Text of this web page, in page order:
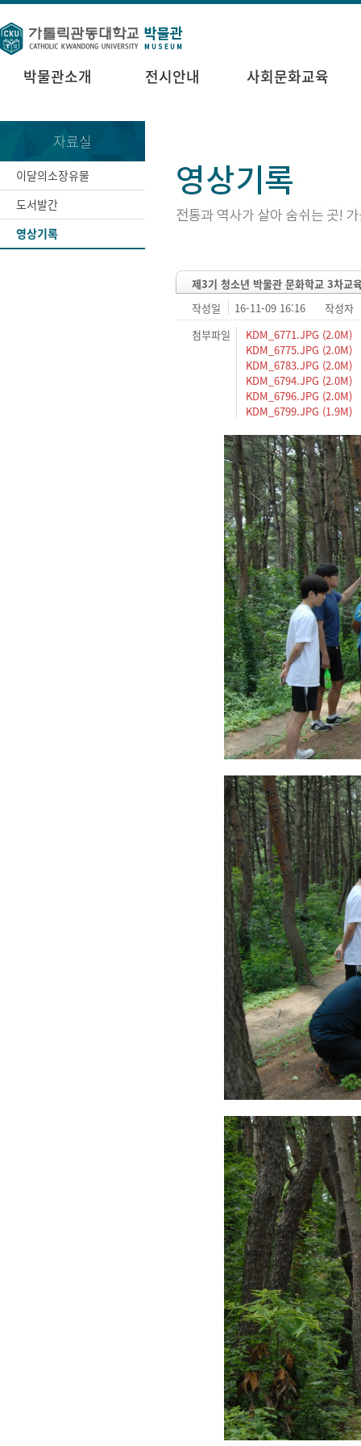
박물관소개 전시안내 사회문화교육
자료실
이달의소장유물
도서발간
영상기록
제3기 청소년 박물관 문화학교 3차교
작성일
16-11-09 16:16
작성자
첨부파일
KDM_6771.JPG (2.0M)
KDM_6775.JPG (2.0M)
KDM_6783.JPG (2.0M)
KDM_6794.JPG (2.0M)
KDM_6796.JPG (2.0M)
KDM_6799.JPG (1.9M)